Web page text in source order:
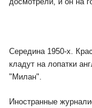
Середина 1950-х.
кладут на лопатки
"Милан".
Иностранные